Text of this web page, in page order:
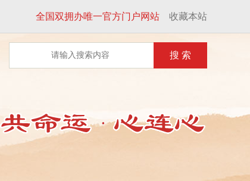
全国双拥办唯一官方门户网站 收藏本站
搜 索